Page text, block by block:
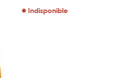
Indisponible